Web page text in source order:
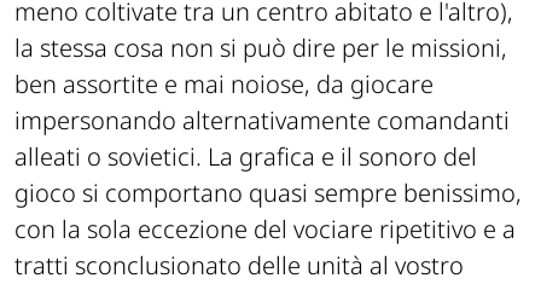
meno coltivate tra un centro abitato e l'altro),
la stessa cosa non si può dire per le missioni,
ben assortite e mai noiose, da giocare
impersonando alternativamente comandanti
alleati o sovietici. La grafica e il sonoro del
gioco si comportano quasi sempre benissimo,
con la sola eccezione del vociare ripetitivo e a
tratti sconclusionato delle unità al vostro